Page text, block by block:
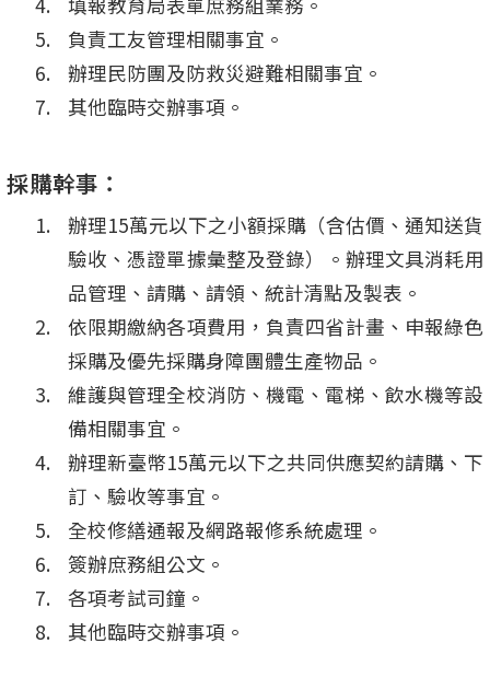
負責工友管理相關事宜。
辦理民防團及防救災避難相關事宜。
其他臨時交辦事項。
採購幹事：
辦理15萬元以下之小額採購（含估價、通知送貨
驗收、憑證單據彙整及登錄）。辦理文具消耗用
品管理、請購、請領、統計清點及製表。
依限期繳納各項費用，負責四省計畫、申報綠色
採購及優先採購身障團體生產物品。
維護與管理全校消防、機電、電梯、飲水機等設
備相關事宜。
辦理新臺幣15萬元以下之共同供應契約請購、下
訂、驗收等事宜。
全校修繕通報及網路報修系統處理。
簽辦庶務組公文。
各項考試司鐘。
其他臨時交辦事項。